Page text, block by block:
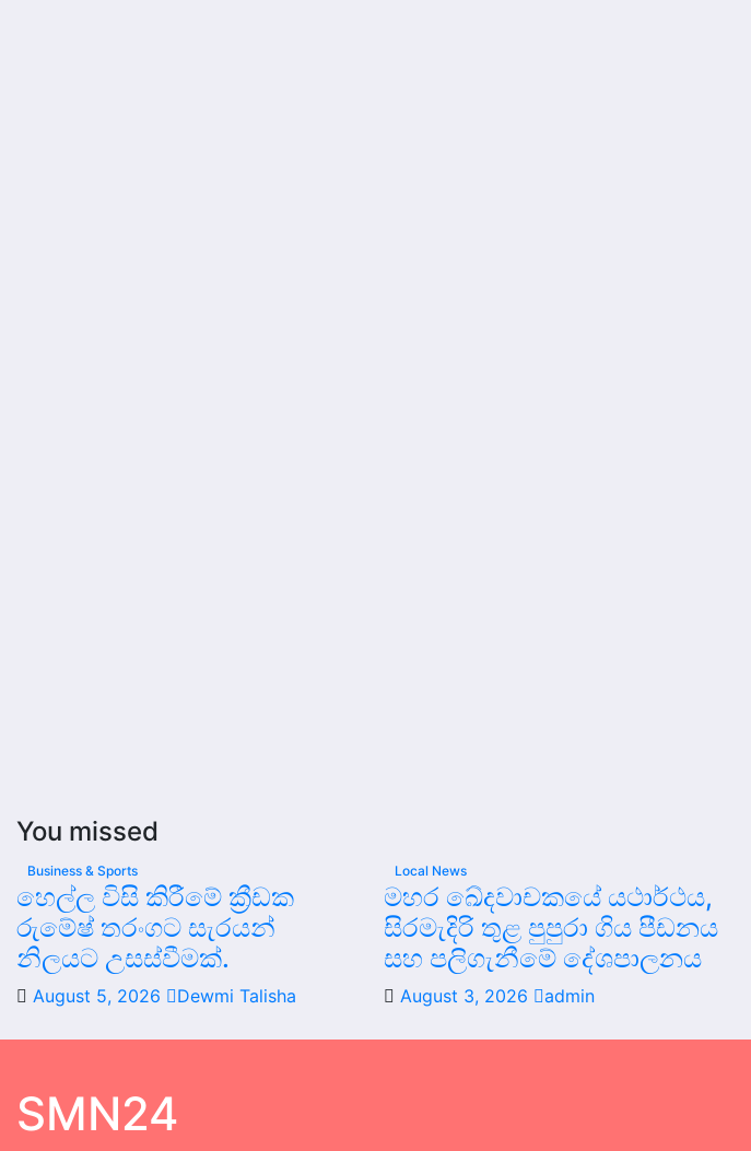
You missed
Business & Sports
හෙල්ල විසි කිරීමේ ක්‍රීඩක
රුමේෂ් තරංගට සැරයන්
නිලයට උසස්වීමක්.
August 5, 2026 Dewmi Talisha
Local News
මහර ඛේදවාචකයේ යථාර්ථය,
සිරමැදිරි තුළ පුපුරා ගිය පීඩනය
සහ පලිගැනීමේ දේශපාලනය
August 3, 2026 admin
SMN24